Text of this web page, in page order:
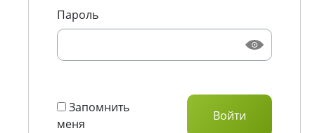
Пароль
Запомнить
меня